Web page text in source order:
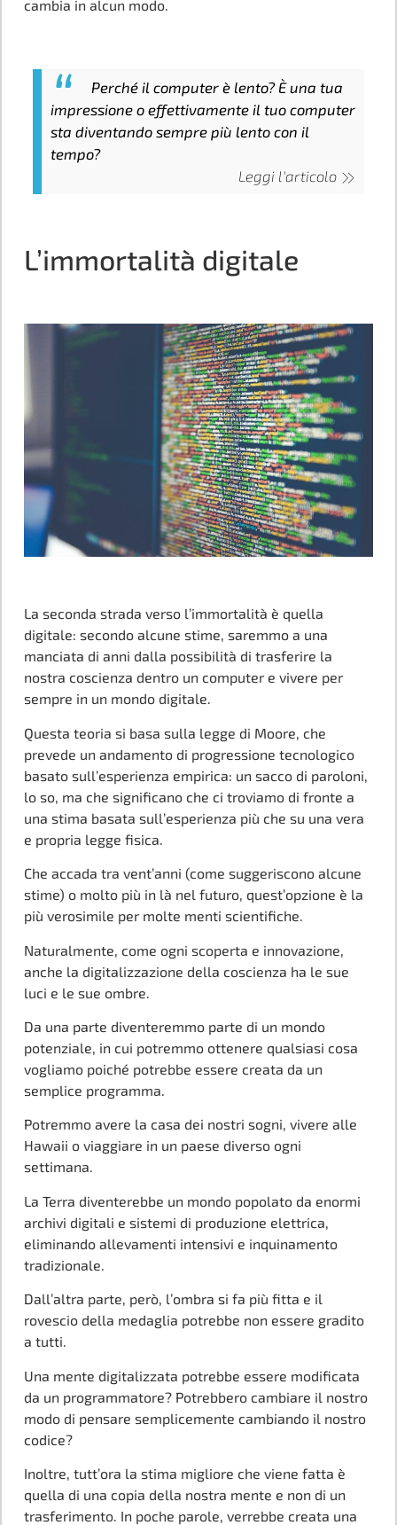
cambia in alcun modo.
Perché il computer è lento? È una tua
impressione o effettivamente il tuo computer
sta diventando sempre più lento con il
tempo?
Leggi l'articolo
L’immortalità digitale
La seconda strada verso l’immortalità è quella
digitale: secondo alcune stime, saremmo a una
manciata di anni dalla possibilità di trasferire la
nostra coscienza dentro un computer e vivere per
sempre in un mondo digitale.
Questa teoria si basa sulla legge di Moore, che
prevede un andamento di progressione tecnologico
basato sull’esperienza empirica: un sacco di paroloni,
lo so, ma che significano che ci troviamo di fronte a
una stima basata sull’esperienza più che su una vera
e propria legge fisica.
Che accada tra vent’anni (come suggeriscono alcune
stime) o molto più in là nel futuro, quest’opzione è la
più verosimile per molte menti scientifiche.
Naturalmente, come ogni scoperta e innovazione,
anche la digitalizzazione della coscienza ha le sue
luci e le sue ombre.
Da una parte diventeremmo parte di un mondo
potenziale, in cui potremmo ottenere qualsiasi cosa
vogliamo poiché potrebbe essere creata da un
semplice programma.
Potremmo avere la casa dei nostri sogni, vivere alle
Hawaii o viaggiare in un paese diverso ogni
settimana.
La Terra diventerebbe un mondo popolato da enormi
archivi digitali e sistemi di produzione elettrica,
eliminando allevamenti intensivi e inquinamento
tradizionale.
Dall’altra parte, però, l’ombra si fa più fitta e il
rovescio della medaglia potrebbe non essere gradito
a tutti.
Una mente digitalizzata potrebbe essere modificata
da un programmatore? Potrebbero cambiare il nostro
modo di pensare semplicemente cambiando il nostro
codice?
Inoltre, tutt’ora la stima migliore che viene fatta è
quella di una copia della nostra mente e non di un
trasferimento. In poche parole, verrebbe creata una